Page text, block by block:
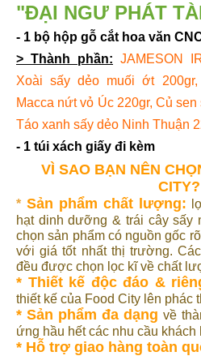
"ĐẠI NGƯ PHÁT
- 1 bộ hộp gỗ cắt hoa văn
> Thành phần: JAMESON
Xoài sấy dẻo muối ớt
Macca nứt vỏ Úc 220gr, Củ
Táo xanh sấy dẻo Ninh Thuận
- 1 túi xách giấy đi kèm
VÌ SAO BẠN NÊN
CITY?
* Sản phẩm chất lượng:
hạt dinh dưỡng & trái cây sấy
chọn sản phẩm có nguồn gốc
với giá tốt nhất thị trường.
đều được chọn lọc kĩ về chất
* Thiết kế độc đáo &
thiết kế của Food City lên phác
* Sản phẩm đa dạng về
ứng hầu hết các nhu cầu khách
* Hỗ trợ giao hàng toàn